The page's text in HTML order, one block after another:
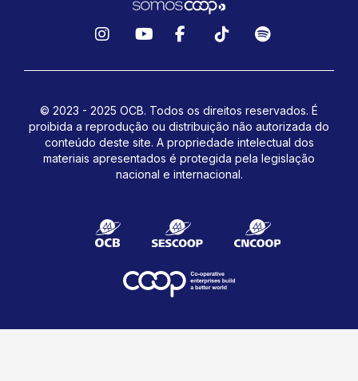
© 2023 - 2025 OCB. Todos os direitos reservados. É
proibida a reprodução ou distribuição não autorizada do
conteúdo deste site. A propriedade intelectual dos
materiais apresentados é protegida pela legislação
nacional e internacional.